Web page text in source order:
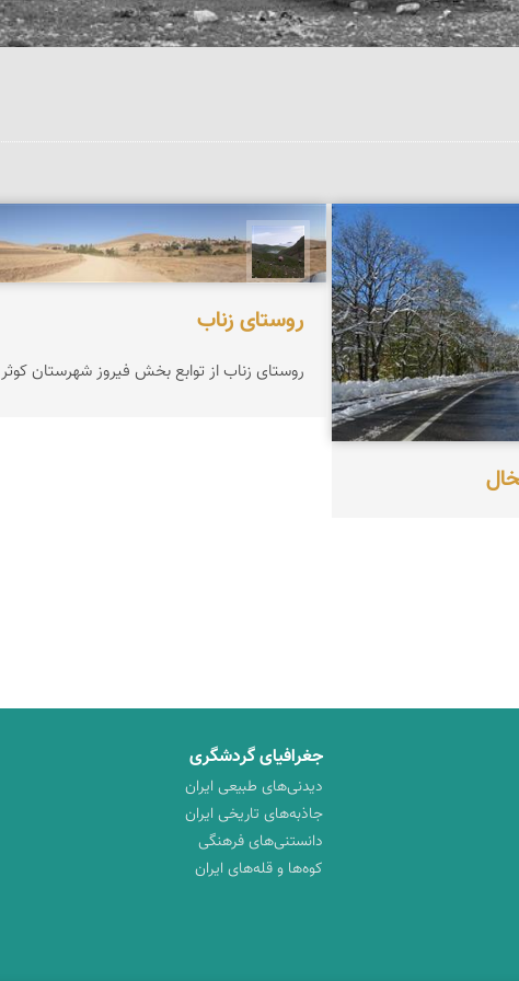
A Zand
روستای زناب
روستای زناب از توابع بخش فیروز شهرستان کوثر
جغرافیای گردشگری
دیدنی‌های طبیعی ایران
جاذبه‌های تاریخی ایران
دانستنی‌های فرهنگی
کوه‌ها و قله‌های ایران